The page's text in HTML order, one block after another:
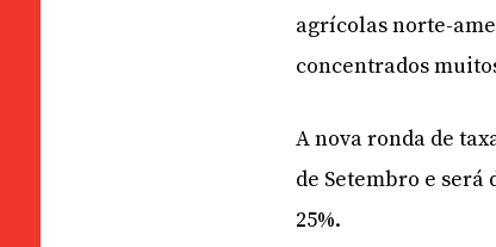
agrícolas norte-
concentrados
A nova ronda de
de Setembro e será
25%.